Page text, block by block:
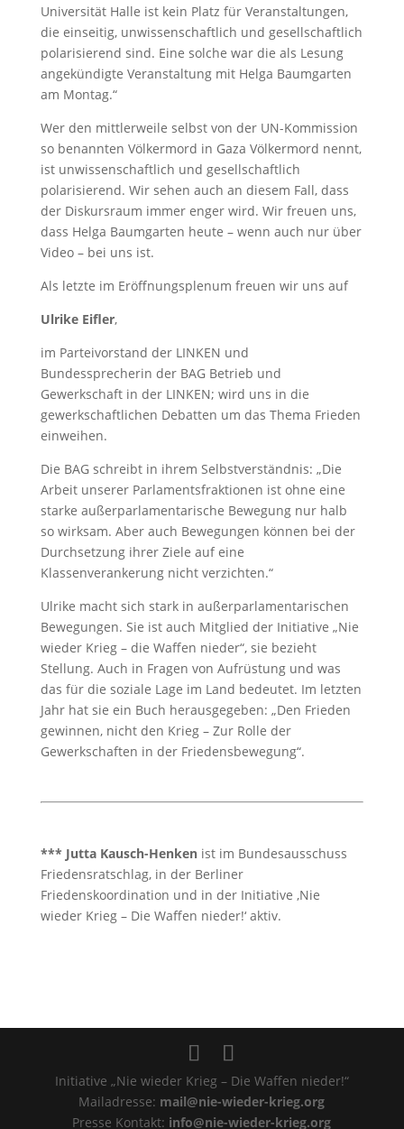
Universität Halle ist kein Platz für Veranstaltungen,
die einseitig, unwissenschaftlich und gesellschaftlich
polarisierend sind. Eine solche war die als Lesung
angekündigte Veranstaltung mit Helga Baumgarten
am Montag.“
Wer den mittlerweile selbst von der UN-Kommission
so benannten Völkermord in Gaza Völkermord nennt,
ist unwissenschaftlich und gesellschaftlich
polarisierend. Wir sehen auch an diesem Fall, dass
der Diskursraum immer enger wird. Wir freuen uns,
dass Helga Baumgarten heute – wenn auch nur über
Video – bei uns ist.
Als letzte im Eröffnungsplenum freuen wir uns auf
Ulrike Eifler,
im Parteivorstand der LINKEN und
Bundessprecherin der BAG Betrieb und
Gewerkschaft in der LINKEN; wird uns in die
gewerkschaftlichen Debatten um das Thema Frieden
einweihen.
Die BAG schreibt in ihrem Selbstverständnis: „Die
Arbeit unserer Parlamentsfraktionen ist ohne eine
starke außerparlamentarische Bewegung nur halb
so wirksam. Aber auch Bewegungen können bei der
Durchsetzung ihrer Ziele auf eine
Klassenverankerung nicht verzichten.“
Ulrike macht sich stark in außerparlamentarischen
Bewegungen. Sie ist auch Mitglied der Initiative „Nie
wieder Krieg – die Waffen nieder“, sie bezieht
Stellung. Auch in Fragen von Aufrüstung und was
das für die soziale Lage im Land bedeutet. Im letzten
Jahr hat sie ein Buch herausgegeben: „Den Frieden
gewinnen, nicht den Krieg – Zur Rolle der
Gewerkschaften in der Friedensbewegung“.
*** Jutta Kausch-Henkenist im Bundesausschuss
Friedensratschlag, in der Berliner
Friedenskoordination und in der Initiative ‚Nie
wieder Krieg – Die Waffen nieder!‘ aktiv.
Initiative „Nie wieder Krieg – Die Waffen nieder!“
Mailadresse: mail@nie-wieder-krieg.org
Presse Kontakt: info@nie-wieder-krieg.org